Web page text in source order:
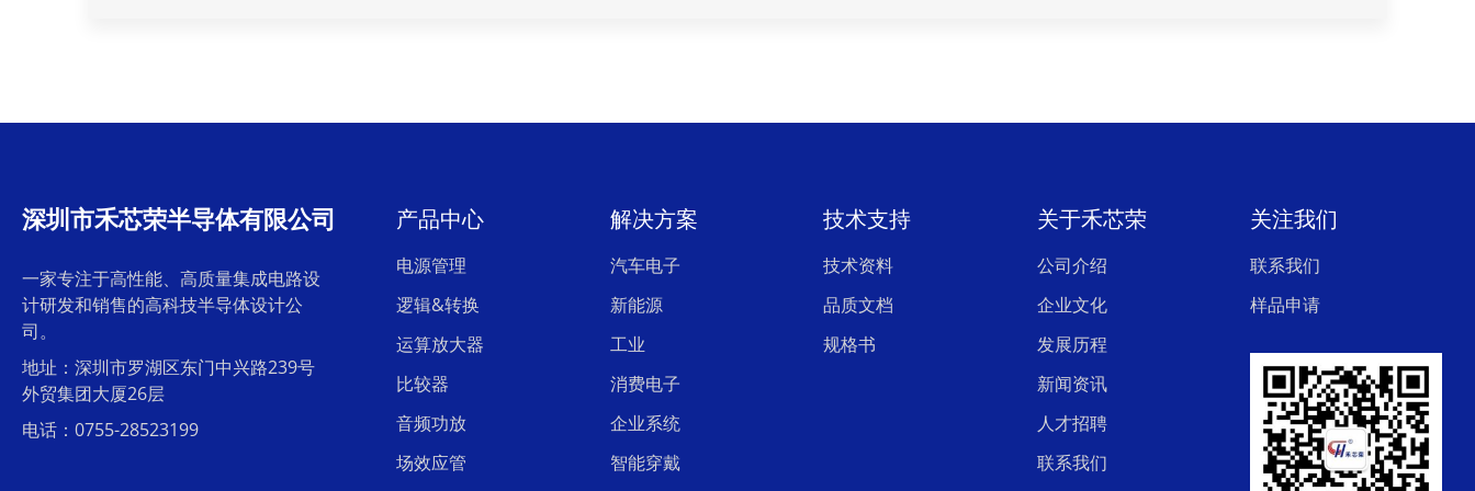
深圳市禾芯荣半导体有限公司
一家专注于高性能、高质量集成电路设
计研发和销售的高科技半导体设计公
司。
地址：深圳市罗湖区东门中兴路239号
外贸集团大厦26层
电话：0755-28523199
产品中心
电源管理
逻辑&转换
运算放大器
比较器
音频功放
场效应管
解决方案
汽车电子
新能源
工业
消费电子
企业系统
智能穿戴
技术支持
技术资料
品质文档
规格书
关于禾芯荣
公司介绍
企业文化
发展历程
新闻资讯
人才招聘
联系我们
关注我们
联系我们
样品申请